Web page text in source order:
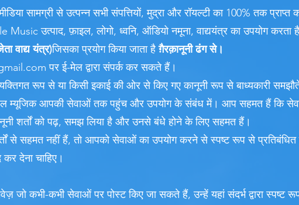
सामग्री से उत्पन्न सभी संपत्तियों, मुद्रा और रॉयल्टी का 100% तक प्राप्त
Music उत्पाद, फ़ाइल, लोगो, ध्वनि, ऑडियो नमूना, वाद्ययंत्र का उपयोग करता
वाद्य यंत्र)जिसका प्रयोग किया जाता हैग़ैरक़ानूनी ढंग से।
पर ई-मेल द्वारा संपर्क कर सकते हैं।
रूप से या किसी इकाई की ओर से किए गए कानूनी रूप से बाध्यकारी
म्यूजिक आपकी सेवाओं तक पहुंच और उपयोग के संबंध में। आप सहमत हैं कि
शर्तों को पढ़, समझ लिया है और उनसे बंधे होने के लिए सहमत हैं।
से सहमत नहीं हैं, तो आपको सेवाओं का उपयोग करने से स्पष्ट रूप से प्रतिबंधित
देना चाहिए।
जो कभी-कभी सेवाओं पर पोस्ट किए जा सकते हैं, उन्हें यहां संदर्भ द्वारा स्पष्ट